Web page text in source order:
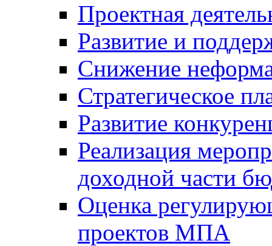
Проектная
Развитие и
Снижение
Стратегическое
Развитие
Реализация
доходной части
Оценка
проектов МПА